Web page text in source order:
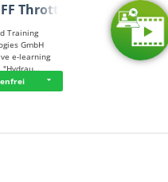
Throttle…
Training
GmbH
e-learning
"Hydrau…